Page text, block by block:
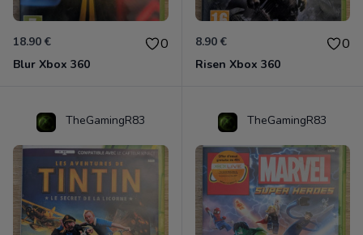
18.90 € 0
Blur Xbox 360
8.90 € 0
Risen Xbox 360
TheGamingR83 TheGamingR83